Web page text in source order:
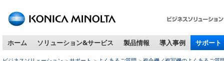
内ホーム ソリューション&サービス 製品情報 導入事例 サポート